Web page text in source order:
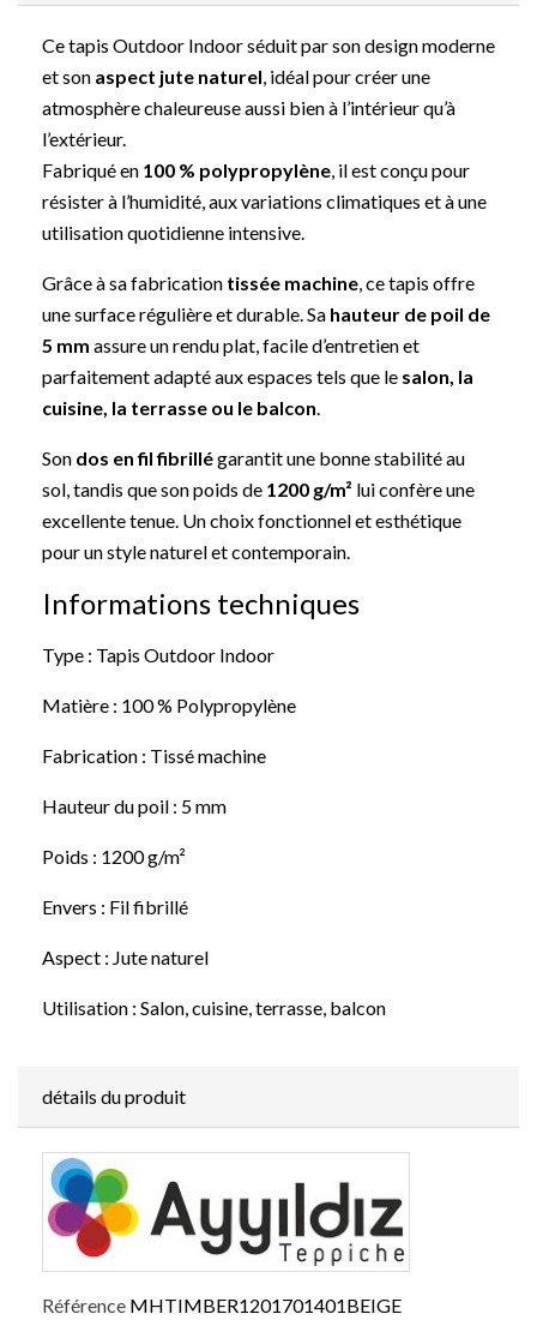
Ce tapis Outdoor Indoor séduit par son design moderne
et son aspect jute naturel , idéal pour créer une
atmosphère chaleureuse aussi bien à l’intérieur qu’à
l’extérieur.
Fabriqué en 100 % polypropylène , il est conçu pour
résister à l’humidité, aux variations climatiques et à une
utilisation quotidienne intensive.
Grâce à sa fabrication tissée machine , ce tapis offre
une surface régulière et durable. Sa hauteur de poil de
5 mm assure un rendu plat, facile d’entretien et
parfaitement adapté aux espaces tels que le salon, la
cuisine, la terrasse ou le balcon
Son dos en fil fibrillégarantit une bonne stabilité au
sol, tandis que son poids de 1200 g/m² lui confère une
excellente tenue. Un choix fonctionnel et esthétique
pour un style naturel et contemporain.
Informations techniques
Type : Tapis Outdoor Indoor
Matière : 100 % Polypropylène
Fabrication : Tissé machine
Hauteur du poil : 5 mm
Poids : 1200 g/m²
Envers : Fil fibrillé
Aspect : Jute naturel
Utilisation : Salon, cuisine, terrasse, balcon
détails du produit
Référence MHTIMBER1201701401BEIGE